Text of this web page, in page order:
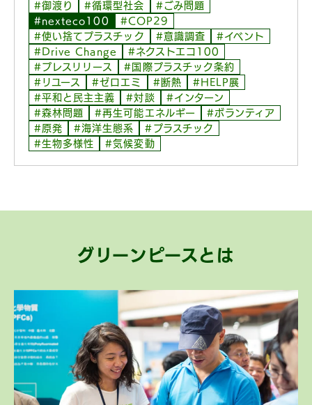
#御渡り
#循環型社会
#ごみ問題
#nexteco100
#COP29
#使い捨てプラスチック
#意識調査
#イベント
#Drive Change
#ネクストエコ100
#プレスリリース
#国際プラスチック条約
#リユース
#ゼロエミ #断熱
#HELP展
#平和と民主主義
#対談
#インターン
#森林問題
#再生可能エネルギー
#ボランティア
#原発
#海洋生態系
#プラスチック
#生物多様性
#気候変動
グリーンピースとは